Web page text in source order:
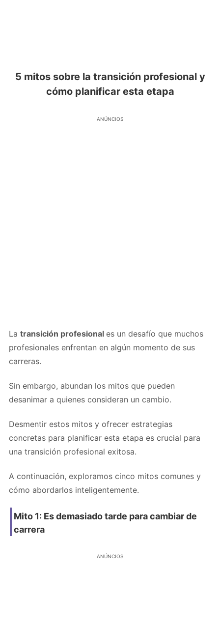
5 mitos sobre la transición profesional y
cómo planificar esta etapa
ANÚNCIOS
La transición profesional es un desafío que muchos
profesionales enfrentan en algún momento de sus
carreras.
Sin embargo, abundan los mitos que pueden
desanimar a quienes consideran un cambio.
Desmentir estos mitos y ofrecer estrategias
concretas para planificar esta etapa es crucial para
una transición profesional exitosa.
A continuación, exploramos cinco mitos comunes y
cómo abordarlos inteligentemente.
Mito 1: Es demasiado tarde para cambiar de
carrera
ANÚNCIOS